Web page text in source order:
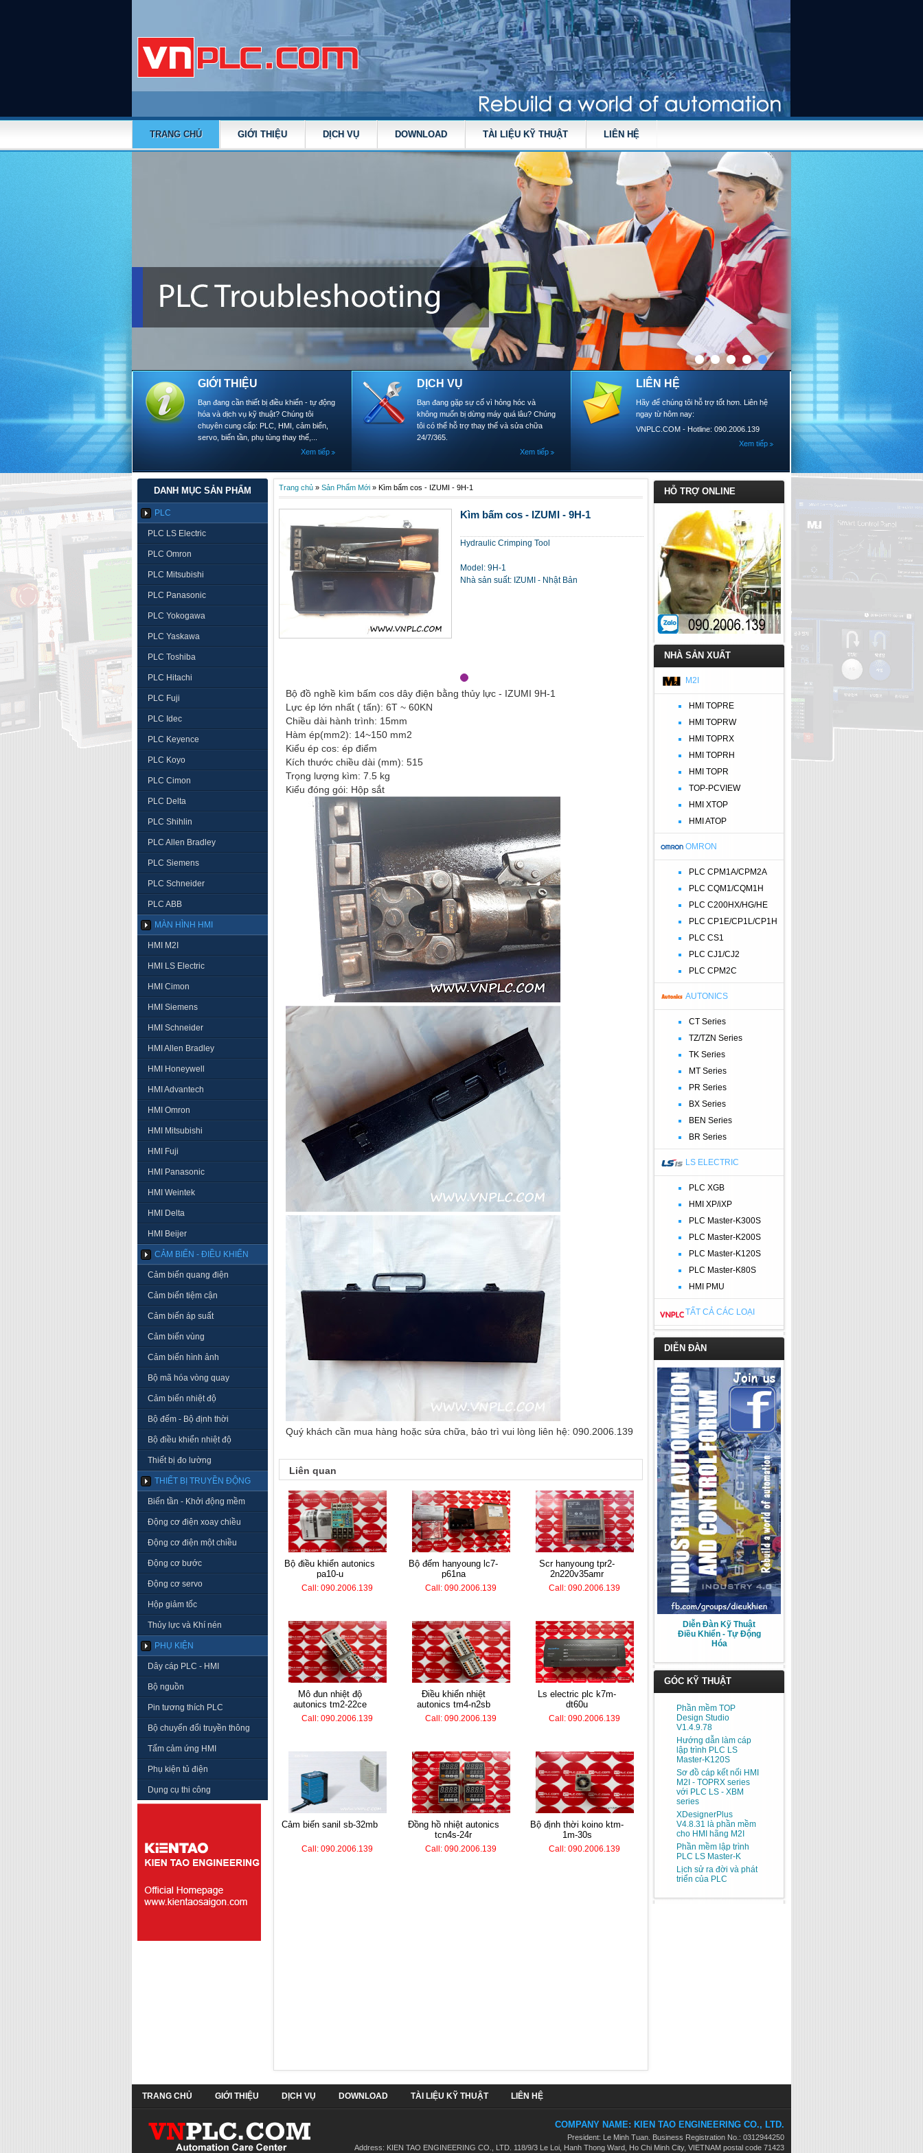
TRANG CHỦ GIỚI THIỆU DỊCH VỤ DOWNLOAD TÀI LIỆU KỸ THUẬT LIÊN HỆ
GIỚI THIỆU
Bạn đang cần thiết bị điều khiển - tự động
hóa và dịch vụ kỹ thuật? Chúng tôi
chuyên cung cấp: PLC, HMI, cảm biến,
servo, biến tần, phụ tùng thay thế,...
Xem tiếp
DỊCH VỤ
Bạn đang gặp sự cố vì hỏng hóc và
không muốn bị dừng máy quá lâu? Chúng
tôi có thể hỗ trợ thay thế và sửa chữa
24/7/365.
Xem tiếp
LIÊN HỆ
Hãy để chúng tôi hỗ trợ tốt hơn. Liên hệ
ngay từ hôm nay:
VNPLC.COM - Hotline: 090.2006.139
Xem tiếp
DANH MỤC SẢN PHẨM
PLC
PLC LS Electric
PLC Omron
PLC Mitsubishi
PLC Panasonic
PLC Yokogawa
PLC Yaskawa
PLC Toshiba
PLC Hitachi
PLC Fuji
PLC Idec
PLC Keyence
PLC Koyo
PLC Cimon
PLC Delta
PLC Shihlin
PLC Allen Bradley
PLC Siemens
PLC Schneider
PLC ABB
MÀN HÌNH HMI
HMI M2I
HMI LS Electric
HMI Cimon
HMI Siemens
HMI Schneider
HMI Allen Bradley
HMI Honeywell
HMI Advantech
HMI Omron
HMI Mitsubishi
HMI Fuji
HMI Panasonic
HMI Weintek
HMI Delta
HMI Beijer
CẢM BIẾN - ĐIỀU KHIỂN
Cảm biến quang điện
Cảm biến tiệm cận
Cảm biến áp suất
Cảm biến vùng
Cảm biến hình ảnh
Bộ mã hóa vòng quay
Cảm biến nhiệt độ
Bộ đếm - Bộ định thời
Bộ điều khiển nhiệt độ
Thiết bị đo lường
THIẾT BỊ TRUYỀN ĐỘNG
Biến tần - Khởi động mềm
Động cơ điện xoay chiều
Động cơ điện một chiều
Động cơ bước
Động cơ servo
Hộp giảm tốc
Thủy lực và Khí nén
PHỤ KIỆN
Dây cáp PLC - HMI
Bộ nguồn
Pin tương thích PLC
Bộ chuyển đổi truyền thông
Tấm cảm ứng HMI
Phụ kiện tủ điện
Dụng cụ thi công
HỖ TRỢ ONLINE
NHÀ SẢN XUẤT
M2I
HMI TOPRE
HMI TOPRW
HMI TOPRX
HMI TOPRH
HMI TOPR
TOP-PCVIEW
HMI XTOP
HMI ATOP
OMRON
PLC CPM1A/CPM2A
PLC CQM1/CQM1H
PLC C200HX/HG/HE
PLC CP1E/CP1L/CP1H
PLC CS1
PLC CJ1/CJ2
PLC CPM2C
AUTONICS
CT Series
TZ/TZN Series
TK Series
MT Series
PR Series
BX Series
BEN Series
BR Series
LS ELECTRIC
PLC XGB
HMI XP/iXP
PLC Master-K300S
PLC Master-K200S
PLC Master-K120S
PLC Master-K80S
HMI PMU
TẤT CẢ CÁC LOẠI
DIỄN ĐÀN
Diễn Đàn Kỹ Thuật
Điều Khiển - Tự Động
Hóa
GÓC KỸ THUẬT
Phần mềm TOP
Design Studio
V1.4.9.78
Hướng dẫn làm cáp
lập trình PLC LS
Master-K120S
Sơ đồ cáp kết nối HMI
M2I - TOPRX series
với PLC LS - XBM
series
XDesignerPlus
V4.8.31 là phần mềm
cho HMI hãng M2I
Phần mềm lập trình
PLC LS Master-K
Lịch sử ra đời và phát
triển của PLC
Trang chủ » Sản Phẩm Mới » Kìm bấm cos - IZUMI - 9H-1
Kìm bấm cos - IZUMI - 9H-1
Hydraulic Crimping Tool
Model: 9H-1
Nhà sản suất: IZUMI - Nhật Bản
Bộ đồ nghề kìm bấm cos dây điện bằng thủy lực - IZUMI 9H-1
Lực ép lớn nhất ( tấn): 6T ~ 60KN
Chiều dài hành trình: 15mm
Hàm ép(mm2): 14~150 mm2
Kiểu ép cos: ép điểm
Kích thước chiều dài (mm): 515
Trọng lượng kìm: 7.5 kg
Kiểu đóng gói: Hộp sắt
Quý khách cần mua hàng hoặc sửa chữa, bảo trì vui lòng liên hệ: 090.2006.139
Liên quan
bộ điều khiển autonics
pa10-u
Call: 090.2006.139
bộ đếm hanyoung lc7-
p61na
Call: 090.2006.139
scr hanyoung tpr2-
2n220v35amr
Call: 090.2006.139
mô đun nhiệt độ
autonics tm2-22ce
Call: 090.2006.139
điều khiển nhiệt
autonics tm4-n2sb
Call: 090.2006.139
ls electric plc k7m-
dt60u
Call: 090.2006.139
cảm biến sanil sb-32mb
Call: 090.2006.139
đồng hồ nhiệt autonics
tcn4s-24r
Call: 090.2006.139
bộ định thời koino ktm-
1m-30s
Call: 090.2006.139
TRANG CHỦ GIỚI THIỆU DỊCH VỤ DOWNLOAD TÀI LIỆU KỸ THUẬT LIÊN HỆ
COMPANY NAME: KIEN TAO ENGINEERING CO., LTD.
President: Le Minh Tuan. Business Registration No.: 0312944250
Address: KIEN TAO ENGINEERING CO., LTD. 118/9/3 Le Loi, Hanh Thong Ward, Ho Chi Minh City, VIETNAM postal code 71423